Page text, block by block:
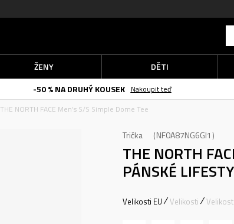
ŽENY
DĚTI
-50 % NA DRUHÝ KOUSEK
Nakoupit teď
THE NORTH FACE Men’s S/S Simple Dome Tee
Trička NF0A87NG6GI1
THE NORTH
PÁNSKÉ
Velikosti EU Velikosti